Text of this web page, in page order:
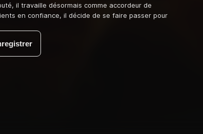
il travaille désormais comme accordeur de
en confiance, il décide de se faire passer pour